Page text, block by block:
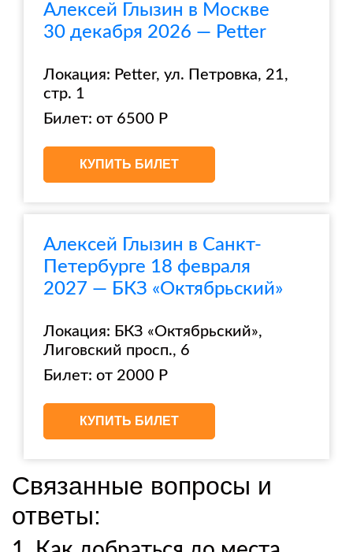
Алексей Глызин в Москве
30 декабря 2026 — Petter
Локация: Petter, ул. Петровка, 21,
стр. 1
Билет: от 6500 Р
КУПИТЬ БИЛЕТ
Алексей Глызин в Санкт-
Петербурге 18 февраля
2027 — БКЗ «Октябрьский»
Локация: БКЗ «Октябрьский»,
Лиговский просп., 6
Билет: от 2000 Р
КУПИТЬ БИЛЕТ
Связанные вопросы и
ответы: